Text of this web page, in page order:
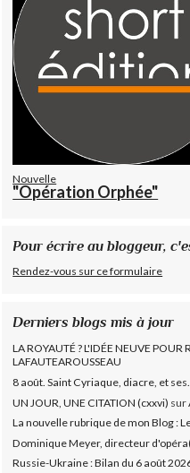
Nouvelle
"Opération Orphée"
Pour écrire au bloggeur,
Rendez-vous sur ce formulaire
Derniers blogs mis à jour
LA ROYAUTÉ ? L'IDÉE NEUVE POUR
LAFAUTEAROUSSEAU
8 août. Saint Cyriaque, diacre, et ses...
UN JOUR, UNE CITATION (cxxvi) sur
La nouvelle rubrique de mon Blog :
Dominique Meyer, directeur
Russie-Ukraine : Bilan du 6 août